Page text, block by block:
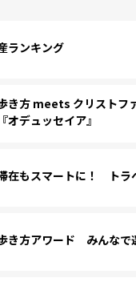
ランキング
き方 meets クリストフ
オデュッセイア』
在もスマートに！ トラ
き方アワード みんなで